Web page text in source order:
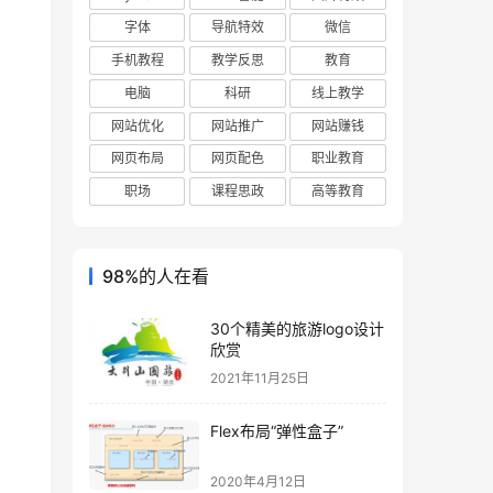
字体
导航特效
微信
手机教程
教学反思
教育
电脑
科研
线上教学
网站优化
网站推广
网站赚钱
网页布局
网页配色
职业教育
职场
课程思政 高等教育
98%的人在看
30个精美的旅游logo设计
欣赏
2021年11月25日
Flex布局“弹性盒子”
2020年4月12日